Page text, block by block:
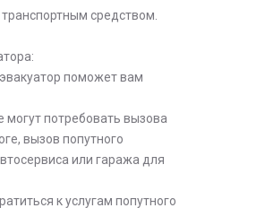
средством.
поможет вам
могут потребовать вызова
вызов попутного
или гаража для
к услугам попутного